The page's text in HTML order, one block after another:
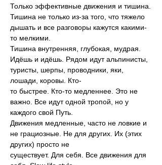
Только эффективные движения и тишина.
Тишина не только из-за того, что тяжело
дышать и все разговоры кажутся какими-
то мелкими.
Тишина внутренняя, глубокая, мудрая.
Идёшь и идёшь. Рядом идут альпинисты,
туристы, шерпы, проводники, яки,
лошади, коровы. Кто-
то быстрее. Кто-то медленнее. Это не
важно. Все идут одной тропой, но у
каждого свой Путь.
Движения медленные, часто не ловкие и
не грациозные. Не для других. Их (этих
других) просто не
существует. Для себя. Все движения для